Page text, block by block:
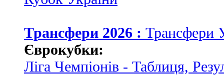
Трансфери 2026 : Трансфери
Єврокубки:
Ліга Чемпіонів - Таблиця,